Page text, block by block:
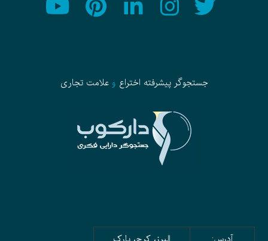
جستجوگر پیشرفته اختراع وعلامت تجاری